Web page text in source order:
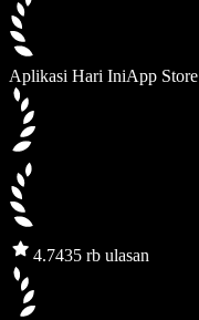
Aplikasi Hari IniApp Store
4.7435 rb ulasan